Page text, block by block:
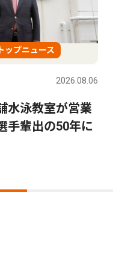
ップニュース
2026.08.06
泳教室が営業
輩出の50年に